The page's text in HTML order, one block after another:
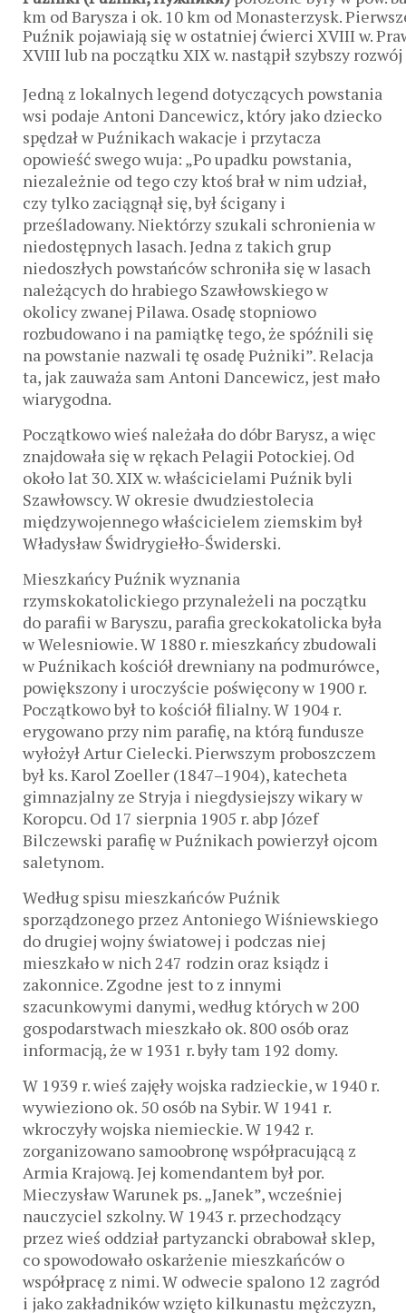
km od Barysza i ok. 10 km od Monasterzysk.
Puźnik pojawiają się w ostatniej ćwierci XVIII w.
XVIII lub na początku XIX w. nastąpił szybszy rozwój
Jedną z lokalnych legend dotyczących powstania
wsi podaje Antoni Dancewicz, który jako dziecko
spędzał w Puźnikach wakacje i przytacza
opowieść swego wuja: „Po upadku powstania,
niezależnie od tego czy ktoś brał w nim udział,
czy tylko zaciągnął się, był ścigany i
prześladowany. Niektórzy szukali schronienia w
niedostępnych lasach. Jedna z takich grup
niedoszłych powstańców schroniła się w lasach
należących do hrabiego Szawłowskiego w
okolicy zwanej Pilawa. Osadę stopniowo
rozbudowano i na pamiątkę tego, że spóźnili się
na powstanie nazwali tę osadę Pużniki”. Relacja
ta, jak zauważa sam Antoni Dancewicz, jest mało
wiarygodna.
Początkowo wieś należała do dóbr Barysz, a więc
znajdowała się w rękach Pelagii Potockiej. Od
około lat 30. XIX w. właścicielami Puźnik byli
Szawłowscy. W okresie dwudziestolecia
międzywojennego właścicielem ziemskim był
Władysław Świdrygiełło-Świderski.
Mieszkańcy Puźnik wyznania
rzymskokatolickiego przynależeli na początku
do parafii w Baryszu, parafia greckokatolicka była
w Welesniowie. W 1880 r. mieszkańcy zbudowali
w Puźnikach kościół drewniany na podmurówce,
powiększony i uroczyście poświęcony w 1900 r.
Początkowo był to kościół filialny. W 1904 r.
erygowano przy nim parafię, na którą fundusze
wyłożył Artur Cielecki. Pierwszym proboszczem
był ks. Karol Zoeller (1847‒1904), katecheta
gimnazjalny ze Stryja i niegdysiejszy wikary w
Koropcu. Od 17 sierpnia 1905 r. abp Józef
Bilczewski parafię w Puźnikach powierzył ojcom
saletynom.
Według spisu mieszkańców Puźnik
sporządzonego przez Antoniego Wiśniewskiego
do drugiej wojny światowej i podczas niej
mieszkało w nich 247 rodzin oraz ksiądz i
zakonnice. Zgodne jest to z innymi
szacunkowymi danymi, według których w 200
gospodarstwach mieszkało ok. 800 osób oraz
informacją, że w 1931 r. były tam 192 domy.
W 1939 r. wieś zajęły wojska radzieckie, w 1940 r.
wywieziono ok. 50 osób na Sybir. W 1941 r.
wkroczyły wojska niemieckie. W 1942 r.
zorganizowano samoobronę współpracującą z
Armia Krajową. Jej komendantem był por.
Mieczysław Warunek ps. „Janek”, wcześniej
nauczyciel szkolny. W 1943 r. przechodzący
przez wieś oddział partyzancki obrabował sklep,
co spowodowało oskarżenie mieszkańców o
współpracę z nimi. W odwecie spalono 12 zagród
i jako zakładników wzięto kilkunastu mężczyzn,